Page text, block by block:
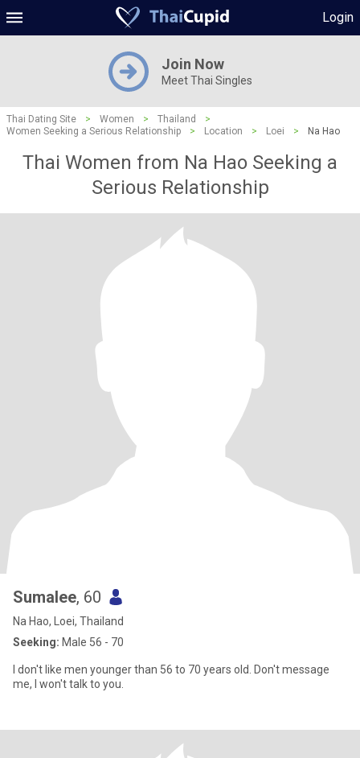
Login
Join Now
Meet Thai Singles
Thai Dating Site > Women > Thailand
>
Women Seeking a Serious Relationship
> Location > Loei > Na Hao
Thai Women from Na Hao Seeking a
Serious Relationship
Sumalee, 60
Na Hao, Loei, Thailand
Seeking: Male 56 - 70
I don't like men younger than 56 to 70 years old. Don't message
me, I won't talk to you.